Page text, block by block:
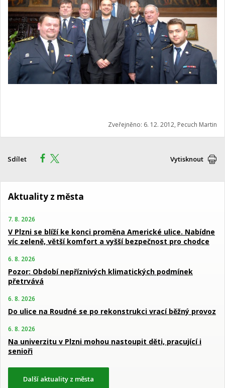
Zveřejněno: 6. 12. 2012, Pecuch Martin
Sdílet Vytisknout
Aktuality z města
7. 8. 2026
V Plzni se blíží ke konci proměna Americké ulice. Nabídne
víc zeleně, větší komfort a vyšší bezpečnost pro chodce
6. 8. 2026
Pozor: Období nepříznivých klimatických podmínek
přetrvává
6. 8. 2026
Do ulice na Roudné se po rekonstrukci vrací běžný provoz
6. 8. 2026
Na univerzitu v Plzni mohou nastoupit děti, pracující i
senioři
Další aktuality z města